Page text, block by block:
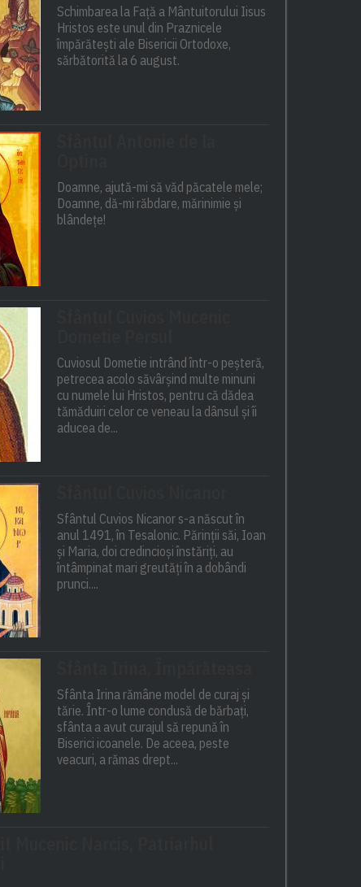
Schimbarea la Față a Mântuitorului Iisus
Hristos este unul din Praznicele
împărătești ale Bisericii Ortodoxe,
sărbătorită la 6 august.
Doamne, ajută-mi să văd păcatele mele;
Doamne, dă-mi răbdare, mărinimie şi
blândeţe!
Cuviosul Dometie intrând într-o peșteră,
petrecea acolo săvârșind multe minuni
cu numele lui Hristos, pentru că dădea
tămăduiri celor ce veneau la dânsul și îi
aducea de...
Sfântul Cuvios Nicanor s-a născut în
anul 1491, în Tesalonic. Părinții săi, Ioan
și Maria, doi credincioși înstăriți, au
întâmpinat mari greutăți în a dobândi
prunci....
Sfânta Irina rămâne model de curaj și
tărie. Într-o lume condusă de bărbați,
sfânta a avut curajul să repună în
Biserici icoanele. De aceea, peste
veacuri, a rămas drept...